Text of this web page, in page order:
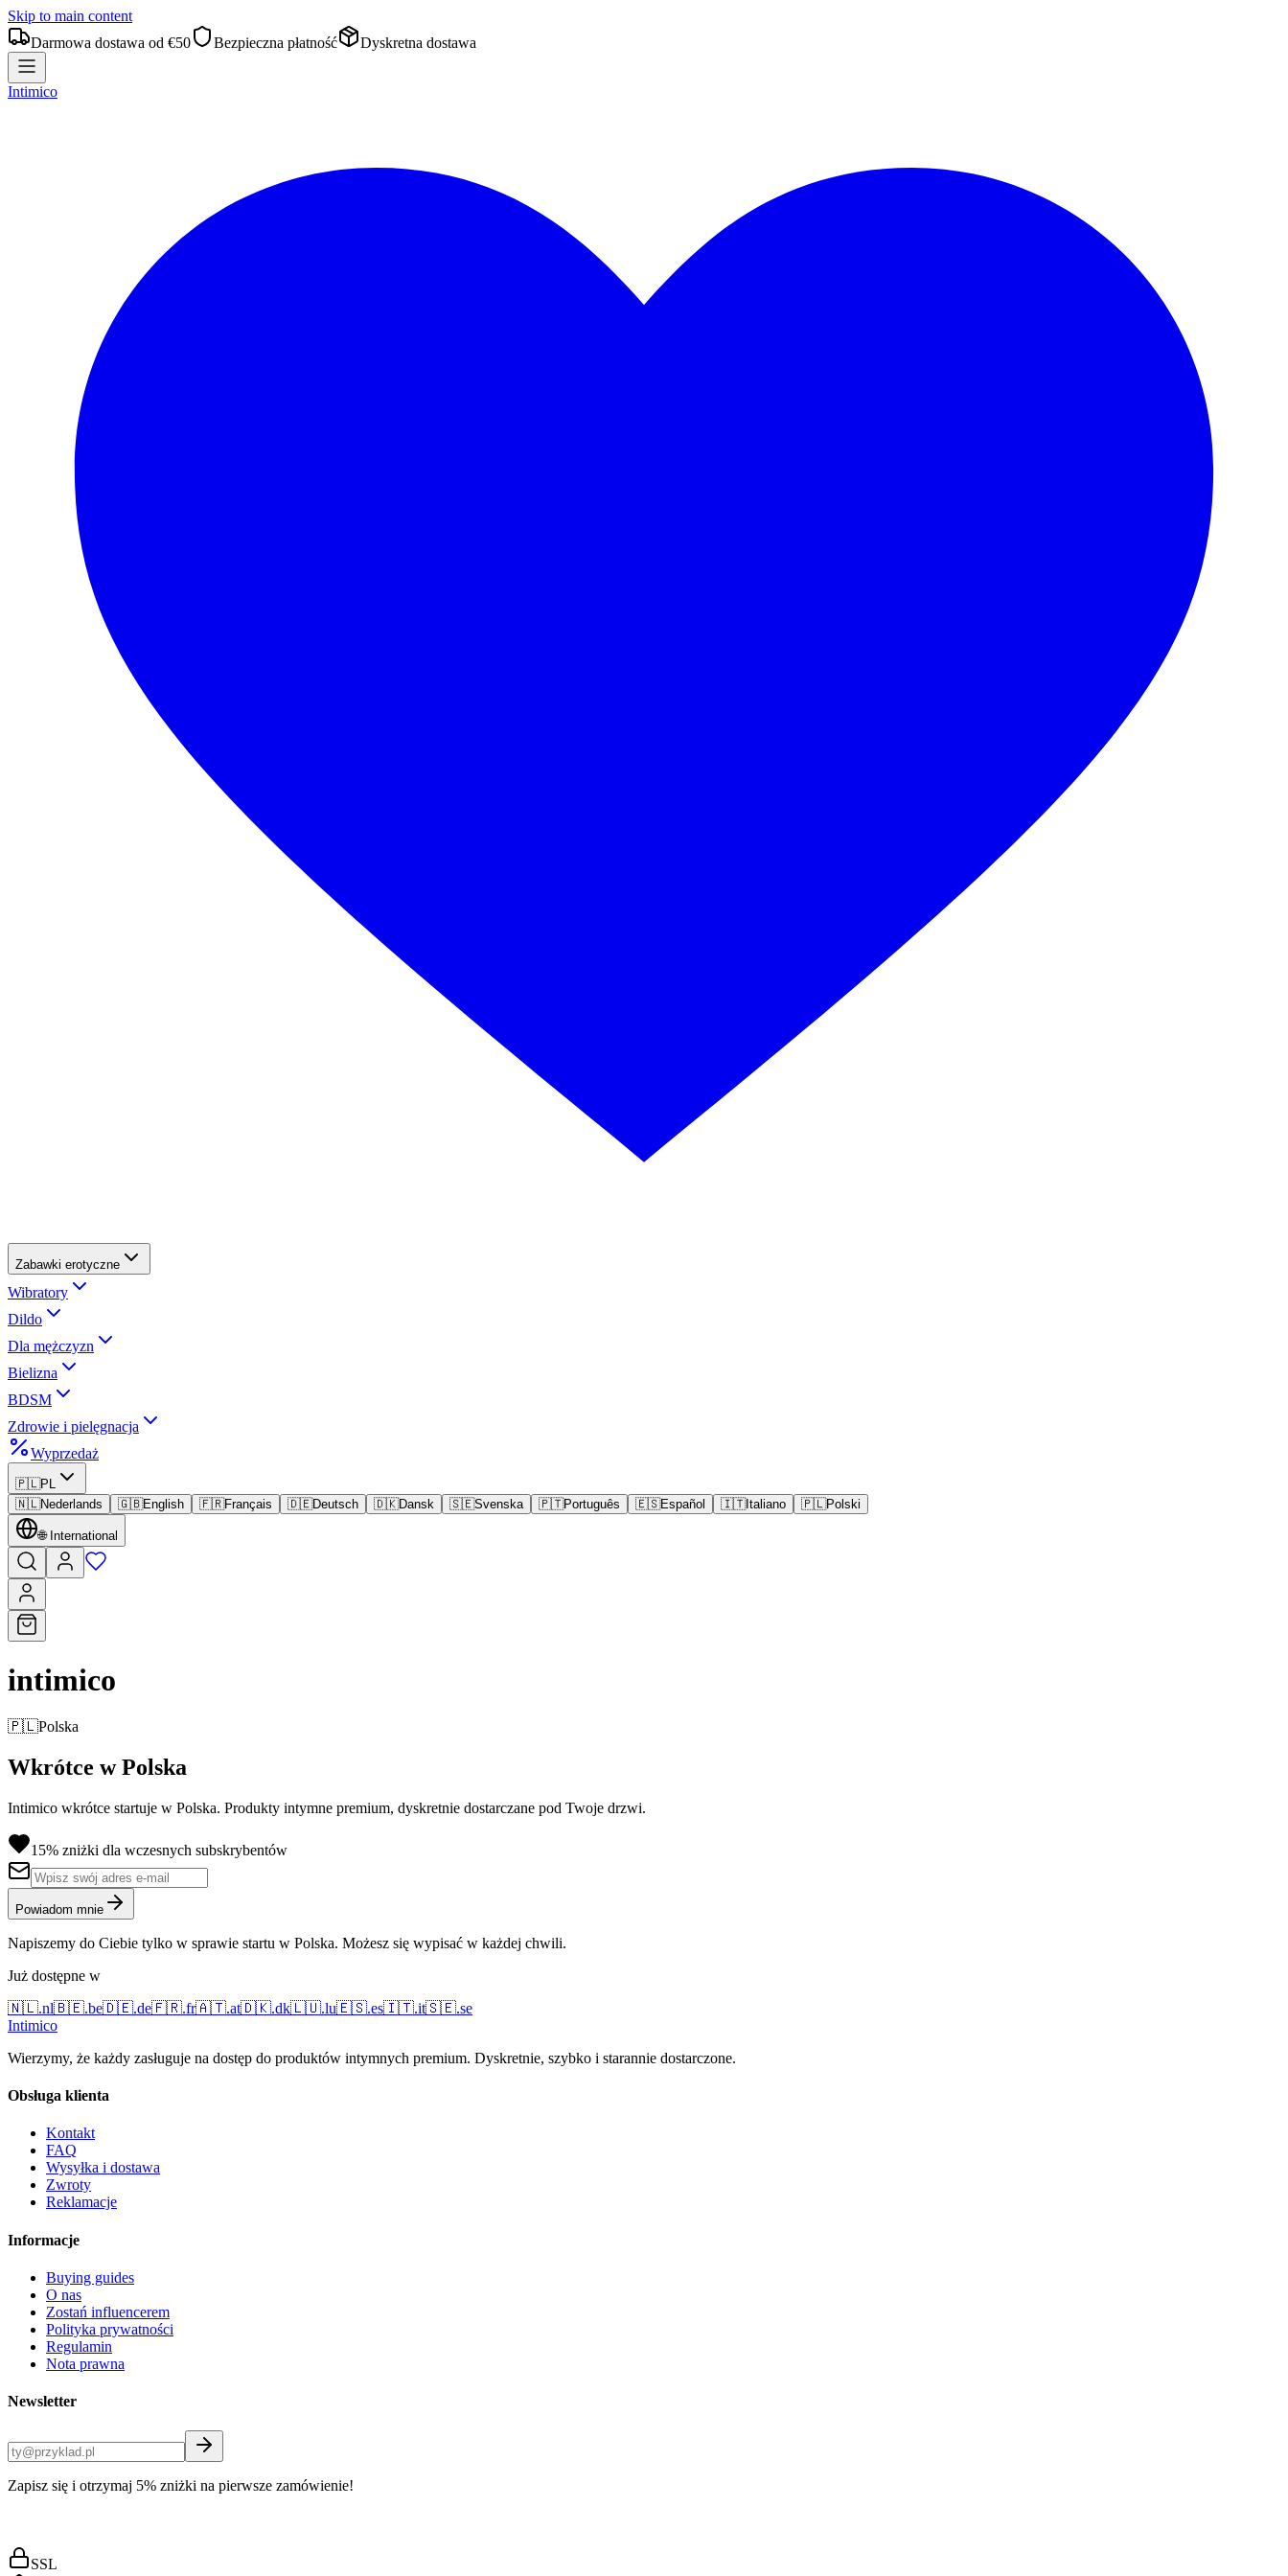
Skip to main content
Darmowa dostawa od €50
Bezpieczna płatność Dyskretna dostawa
Intimico
Zabawki erotyczne
Wibratory
Dildo
Dla mężczyzn
Bielizna
BDSM
Zdrowie i pielęgnacja
Wyprzedaż
🇵🇱PL
🇳🇱Nederlands 🇬🇧English 🇫🇷Français 🇩🇪Deutsch 🇩🇰Dansk 🇸🇪Svenska 🇵🇹Português 🇪🇸Español 🇮🇹Italiano 🇵🇱Polski
🌐 International
intimico
🇵🇱Polska
Wkrótce w Polska
Intimico wkrótce startuje w Polska. Produkty intymne premium, dyskretnie dostarczane pod Twoje drzwi.
15% zniżki dla wczesnych subskrybentów
Powiadom mnie
Napiszemy do Ciebie tylko w sprawie startu w Polska. Możesz się wypisać w każdej chwili.
Już dostępne w
🇳🇱.nl🇧🇪.be🇩🇪.de🇫🇷.fr🇦🇹.at🇩🇰.dk🇱🇺.lu🇪🇸.es🇮🇹.it🇸🇪.se
Intimico
Wierzymy, że każdy zasługuje na dostęp do produktów intymnych premium. Dyskretnie, szybko i starannie dostarczone.
Obsługa klienta
Kontakt
FAQ
Wysyłka i dostawa
Zwroty
Reklamacje
Informacje
Buying guides
O nas
Zostań influencerem
Polityka prywatności
Regulamin
Nota prawna
Newsletter
Zapisz się i otrzymaj 5% zniżki na pierwsze zamówienie!
SSL